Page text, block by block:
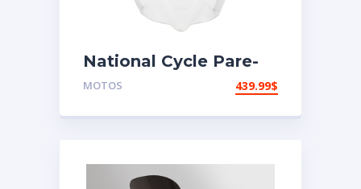
National Cycle Pare-
brise aéroacoustique
MOTOS 439.99$